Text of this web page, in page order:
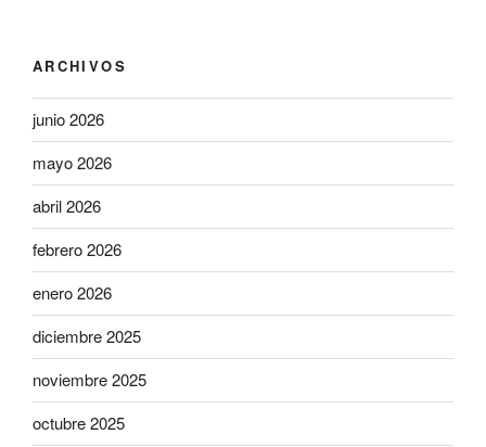
ARCHIVOS
junio 2026
mayo 2026
abril 2026
febrero 2026
enero 2026
diciembre 2025
noviembre 2025
octubre 2025